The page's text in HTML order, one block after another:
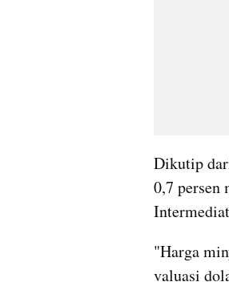
Dikutip
0,7 persen
"Harga
valuasi